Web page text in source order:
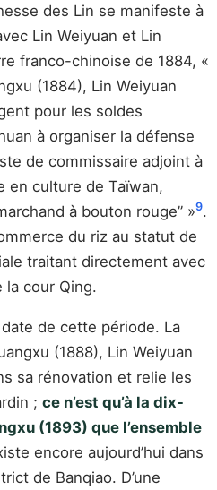
des Lin se manifeste à
Lin Weiyuan et Lin
franco-chinoise de 1884, «
(1884), Lin Weiyuan
pour les soldes
à organiser la défense
de commissaire adjoint à
en culture de Taïwan,
à bouton rouge” »9.
du riz au statut de
traitant directement avec
la cour Qing.
de cette période. La
(1888), Lin Weiyuan
sa rénovation et relie les
; ce n’est qu’à la dix-
(1893) que l’ensemble
encore aujourd’hui dans
de Banqiao. D’une